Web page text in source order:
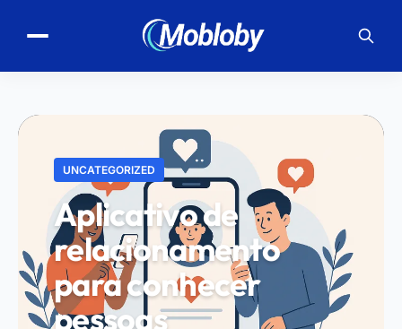
UNCATEGORIZED
Aplicativo de
relacionamento
para conhecer
pessoas